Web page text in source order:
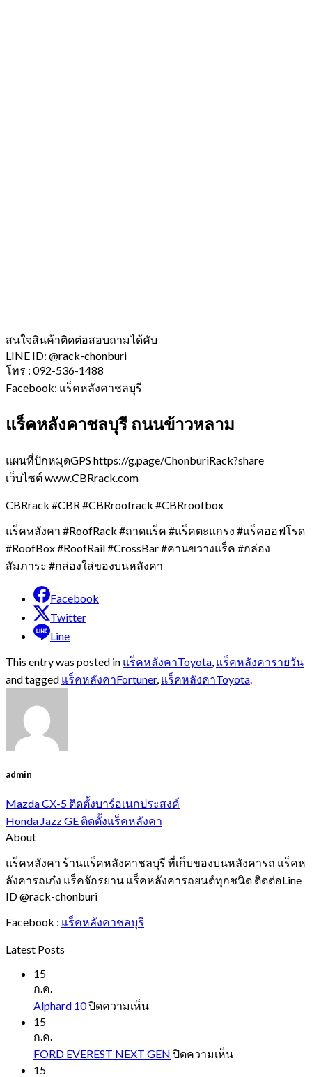
สนใจสินค้าติดต่อสอบถามได้คับ
LINE ID: @rack-chonburi
โทร : 092-536-1488
Facebook: แร็คหลังคาชลบุรี
แร็คหลังคาชลบุรี ถนนข้าวหลาม
แผนที่ปักหมุดGPS https://g.page/ChonburiRack?share
เว็บไซต์ www.CBRrack.com
CBRrack #CBR #CBRroofrack #CBRroofbox
แร็คหลังคา #RoofRack #ถาดแร็ค #แร็คตะแกรง #แร็คออฟโรด
#RoofBox #RoofRail #CrossBar #คานขวางแร็ค #กล่อง
สัมภาระ #กล่องใส่ของบนหลังคา
Facebook
Twitter
Line
This entry was posted in แร็คหลังคาToyota แร็คหลังคารายวัน
and tagged แร็คหลังคาFortuner, แร็คหลังคาToyota
admin
Mazda CX-5 ติดตั้งบาร์อเนกประสงค์
Honda Jazz GE ติดตั้งแร็คหลังคา
About
แร็คหลังคา ร้านแร็คหลังคาชลบุรี ที่เก็บของบนหลังคารถ แร็คห
ลังคารถเก๋ง แร็คจักรยาน แร็คหลังคารถยนต์ทุกชนิด ติดต่อLine
ID @rack-chonburi
Facebook : แร็คหลังคาชลบุรี
Latest Posts
15
ก.ค.
Alphard 10ปิดความเห็นบน
15
ก.ค.
FORD EVEREST NEXT GEN ปิดความเห็นบน
15